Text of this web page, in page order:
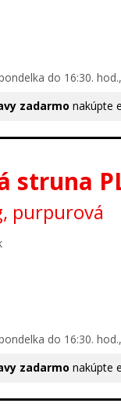
do 16:30.
zadarmo nakúpte
struna
purpurová
do 16:30.
zadarmo nakúpte